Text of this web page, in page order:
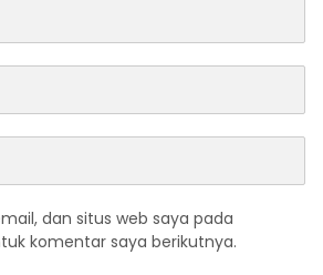
dan situs web saya pada
komentar saya berikutnya.